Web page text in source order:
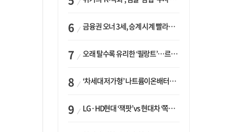
금융권 오너 3세, 승계 시계 빨라지나…한국투자 ‘속도’·미래에셋·메리츠는 ‘거리두기’
오래 탈수록 유리한 ‘필랑트’…르노코리아, 5년 뒤 잔존가치 53% 보장
‘차세대 저가형’ 나트륨이온배터리 시대 오나…LG화학·에코프로, 상용화 속도낸다
LG·HD현대 ‘잭팟’ vs 현대차 ‘쪽박’…글로벌 사모펀드, 韓 대기업 투자 ‘희비’